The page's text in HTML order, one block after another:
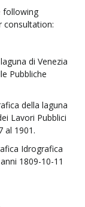
following
consultation:
di Venezia
Pubbliche
della laguna
Lavori Pubblici
al 1901.
Idrografica
1809-10-11